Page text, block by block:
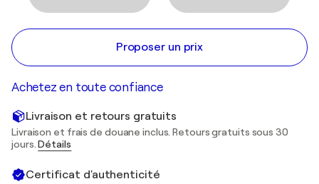
Proposer un prix
Achetez en toute confiance
Livraison et retours gratuits
Livraison et frais de douane inclus. Retours gratuits sous 30
jours.Détails
Certificat d'authenticité